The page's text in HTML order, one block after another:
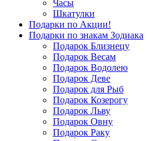
Часы
Шкатулки
Подарки по Акции!
Подарки по знакам Зодиака
Подарок Близнецу
Подарок Весам
Подарок Водолею
Подарок Деве
Подарок для Рыб
Подарок Козерогу
Подарок Льву
Подарок Овну
Подарок Раку